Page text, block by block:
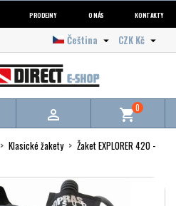
PRODEJNY O NÁS KONTAKTY
CZK Kč 
Čeština 
 shopping_cart0
Klasické žakety
Žaket EXPLORER 420 -